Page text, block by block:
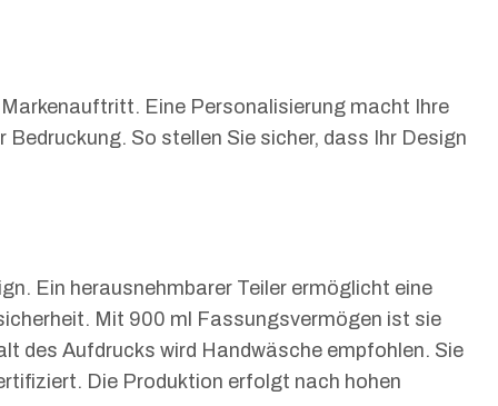
Eine Personalisierung macht Ihre
So stellen Sie sicher, dass Ihr Design
Ein herausnehmbarer Teiler ermöglicht eine
Mit 900 ml Fassungsvermögen ist sie
des Aufdrucks wird Handwäsche empfohlen. Sie
Die Produktion erfolgt nach hohen